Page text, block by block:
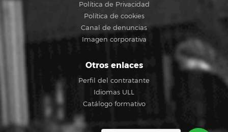
Política de Privacidad
Política de cookies
Canal de denuncias
Imagen corporativa
Otros enlaces
Perfil del contratante
Idiomas ULL
Catálogo formativo